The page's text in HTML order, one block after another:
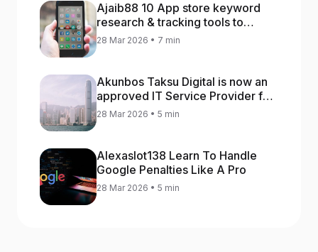
Ajaib88 10 App store keyword
research & tracking tools to
increase app rankings
28 Mar 2026 • 7 min
Akunbos Taksu Digital is now an
approved IT Service Provider for
the Hong Kong Distance Business
28 Mar 2026 • 5 min
Alexaslot138 Learn To Handle
Google Penalties Like A Pro
28 Mar 2026 • 5 min